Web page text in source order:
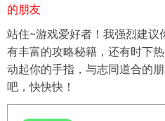
的朋友
站住~游戏爱好者！我强烈建议
有丰富的攻略秘籍，还有时下
动起你的手指，与志同道合的
吧，快快快！